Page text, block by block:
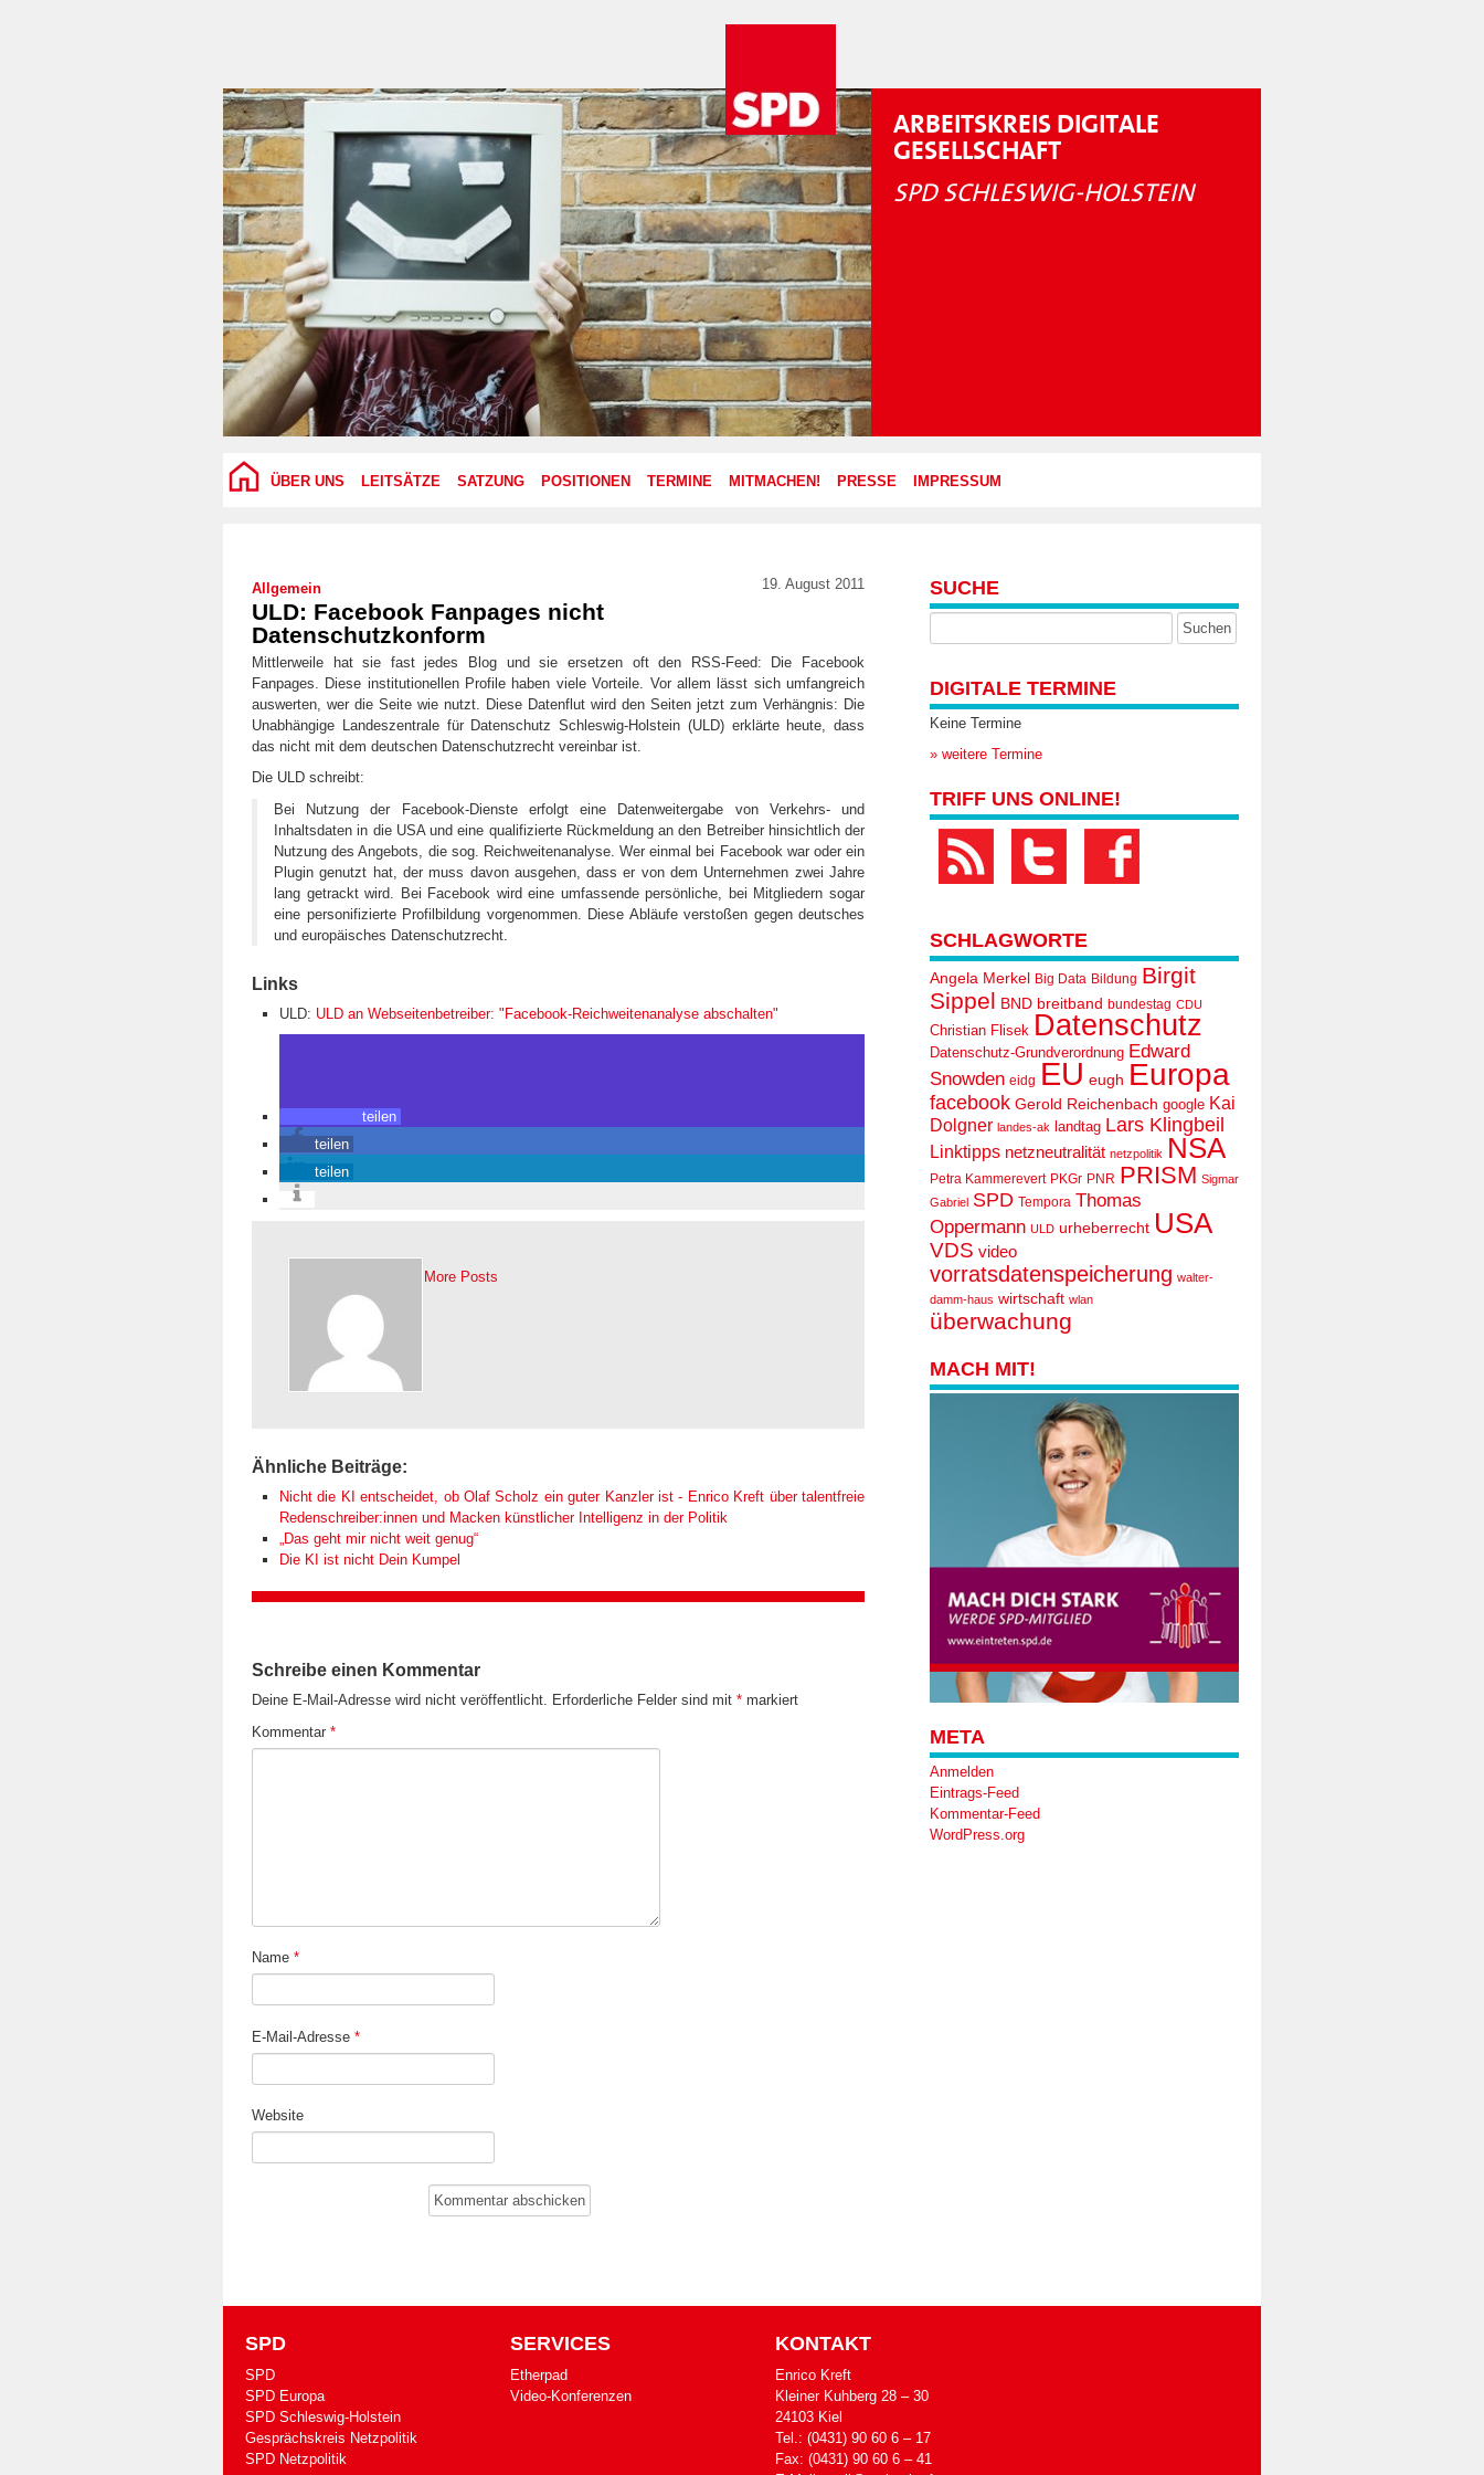
ARBEITSKREIS DIGITALE
GESELLSCHAFT
SPD SCHLESWIG-HOLSTEIN
ÜBER UNS LEITSÄTZE SATZUNG POSITIONEN TERMINE MITMACHEN! PRESSE IMPRESSUM
19. August 2011
Allgemein
ULD: Facebook Fanpages nicht
Datenschutzkonform
Mittlerweile hat sie fast jedes Blog und sie ersetzen oft den RSS-Feed: Die Facebook
Fanpages. Diese institutionellen Profile haben viele Vorteile. Vor allem lässt sich umfangreich
auswerten, wer die Seite wie nutzt. Diese Datenflut wird den Seiten jetzt zum Verhängnis: Die
Unabhängige Landeszentrale für Datenschutz Schleswig-Holstein (ULD) erklärte heute, dass
das nicht mit dem deutschen Datenschutzrecht vereinbar ist.
Die ULD schreibt:
Bei Nutzung der Facebook-Dienste erfolgt eine Datenweitergabe von Verkehrs- und
Inhaltsdaten in die USA und eine qualifizierte Rückmeldung an den Betreiber hinsichtlich der
Nutzung des Angebots, die sog. Reichweitenanalyse. Wer einmal bei Facebook war oder ein
Plugin genutzt hat, der muss davon ausgehen, dass er von dem Unternehmen zwei Jahre
lang getrackt wird. Bei Facebook wird eine umfassende persönliche, bei Mitgliedern sogar
eine personifizierte Profilbildung vorgenommen. Diese Abläufe verstoßen gegen deutsches
und europäisches Datenschutzrecht.
Links
ULD: ULD an Webseitenbetreiber: "Facebook-Reichweitenanalyse abschalten"
teilen
teilen
teilen
More Posts
Ähnliche Beiträge:
Nicht die KI entscheidet, ob Olaf Scholz ein guter Kanzler ist - Enrico Kreft über talentfreie
Redenschreiber:innen und Macken künstlicher Intelligenz in der Politik
„Das geht mir nicht weit genug“
Die KI ist nicht Dein Kumpel
Schreibe einen Kommentar
Deine E-Mail-Adresse wird nicht veröffentlicht. Erforderliche Felder sind mit * markiert
Kommentar *
Name *
E-Mail-Adresse *
Website
SUCHE
DIGITALE TERMINE
Keine Termine
» weitere Termine
TRIFF UNS ONLINE!
SCHLAGWORTE
Angela Merkel Big Data Bildung Birgit
Sippel BND breitband bundestag CDU
Christian Flisek Datenschutz
Datenschutz-Grundverordnung Edward
Snowden eidg EU eugh Europa
facebook Gerold Reichenbach google Kai
Dolgner landes-ak landtag Lars Klingbeil
Linktipps netzneutralität netzpolitik NSA
Petra Kammerevert PKGr PNR PRISM Sigmar
Gabriel SPD Tempora Thomas
Oppermann ULD urheberrecht USA
VDS video
vorratsdatenspeicherung walter-
damm-haus wirtschaft wlan
überwachung
MACH MIT!
META
Anmelden
Eintrags-Feed
Kommentar-Feed
WordPress.org
SPD
SPD
SPD Europa
SPD Schleswig-Holstein
Gesprächskreis Netzpolitik
SPD Netzpolitik
SERVICES
Etherpad
Video-Konferenzen
KONTAKT
Enrico Kreft
Klei­ner Kuh­berg 28 – 30
24103 Kiel
Tel.: (0431) 90 60 6 – 17
Fax: (0431) 90 60 6 – 41